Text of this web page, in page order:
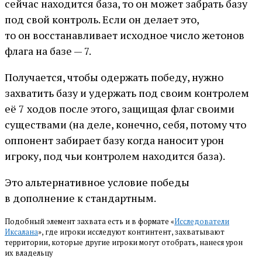
сейчас находится база, то он может забрать базу
под свой контроль. Если он делает это,
то он восстанавливает исходное число жетонов
флага на базе — 7.
Получается, чтобы одержать победу, нужно
захватить базу и удержать под своим контролем
её 7 ходов после этого, защищая флаг своими
существами (на деле, конечно, себя, потому что
оппонент забирает базу когда наносит урон
игроку, под чьи контролем находится база).
Это альтернативное условие победы
в дополнение к стандартным.
Подобный элемент захвата есть и в формате «Исследователи
Иксалана», где игроки исследуют континтент, захватывают
территории, которые другие игроки могут отобрать, нанеся урон
их владельцу